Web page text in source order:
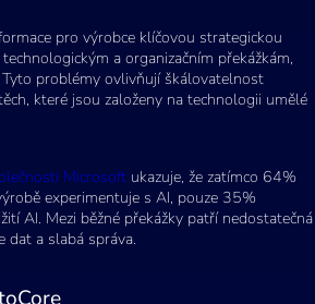
pro výrobce klíčovou strategickou
a organizačním překážkám,
problémy ovlivňují škálovatelnost
které jsou založeny na technologii umělé
Microsoft ukazuje, že zatímco 64%
experimentuje s AI, pouze 35%
AI. Mezi běžné překážky patří nedostatečná
dat a slabá správa.